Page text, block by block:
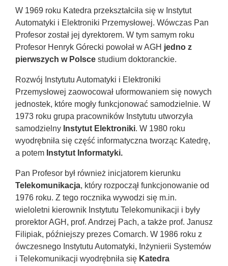
W 1969 roku Katedra przekształciła się w Instytut
Automatyki i Elektroniki Przemysłowej. Wówczas Pan
Profesor został jej dyrektorem. W tym samym roku
Profesor Henryk Górecki powołał w AGH jedno z
pierwszych w Polsce studium doktoranckie.
Rozwój Instytutu Automatyki i Elektroniki
Przemysłowej zaowocował uformowaniem się nowych
jednostek, które mogły funkcjonować samodzielnie. W
1973 roku grupa pracowników Instytutu utworzyła
samodzielny Instytut Elektroniki. W 1980 roku
wyodrębniła się część informatyczna tworząc Katedrę,
a potem Instytut Informatyki.
Pan Profesor był również inicjatorem kierunku
Telekomunikacja, który rozpoczął funkcjonowanie od
1976 roku. Z tego rocznika wywodzi się m.in.
wieloletni kierownik Instytutu Telekomunikacji i były
prorektor AGH, prof. Andrzej Pach, a także prof. Janusz
Filipiak, późniejszy prezes Comarch. W 1986 roku z
ówczesnego Instytutu Automatyki, Inżynierii Systemów
i Telekomunikacji wyodrębniła się Katedra